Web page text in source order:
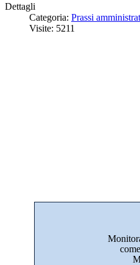
Dettagli
Categoria: Prassi
Visite: 5211